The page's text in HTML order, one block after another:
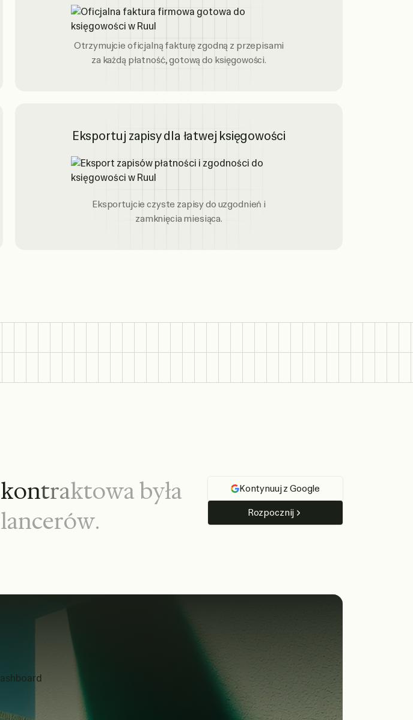
Otrzymujcie oficjalną fakturę zgodną z przepisami
za każdą płatność, gotową do księgowości.
Eksportuj zapisy dla łatwej księgowości
Eksportujcie czyste zapisy do uzgodnień i
zamknięcia miesiąca.
kontraktowabyła
lancerów.
Kontynuuj z Google
Rozpocznij